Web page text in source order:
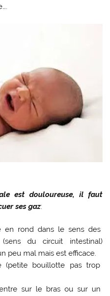
est douloureuse, il faut
ses gaz:
en rond dans le sens des
du circuit intestinal)
peu mal mais est efficace.
(petite bouillotte pas trop
sur le bras ou sur un